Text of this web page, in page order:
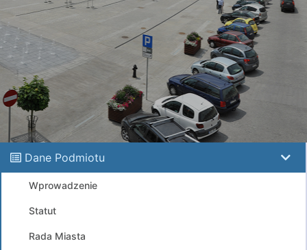
Dane Podmiotu
Wprowadzenie
Statut
Rada Miasta